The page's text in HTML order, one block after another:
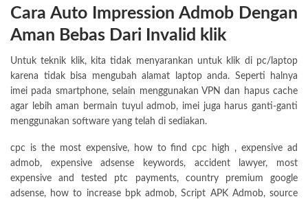
Cara Auto Impression Admob Dengan
Aman Bebas Dari Invalid klik
Untuk teknik klik, kita tidak menyarankan untuk klik di pc/laptop
karena tidak bisa mengubah alamat laptop anda. Seperti halnya
imei pada smartphone, selain menggunakan VPN dan hapus cache
agar lebih aman bermain tuyul admob, imei juga harus ganti-ganti
menggunakan software yang telah di sediakan.
cpc is the most expensive, how to find cpc high , expensive ad
admob, expensive adsense keywords, accident lawyer, most
expensive and tested ptc payments, country premium google
adsense, how to increase bpk admob, Script APK Admob, source